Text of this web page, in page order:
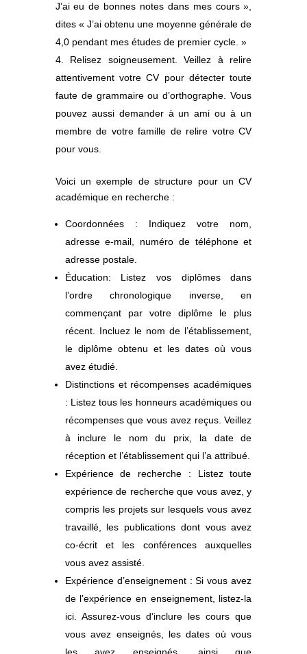
J’ai eu de bonnes notes dans mes cours »,
dites « J’ai obtenu une moyenne générale de
4,0 pendant mes études de premier cycle. »
Relisez soigneusement. Veillez à relire
attentivement votre CV pour détecter toute
faute de grammaire ou d’orthographe. Vous
pouvez aussi demander à un ami ou à un
membre de votre famille de relire votre CV
pour vous.
Voici un exemple de structure pour un CV
académique en recherche :
Coordonnées : Indiquez votre nom,
adresse e-mail, numéro de téléphone et
adresse postale.
Éducation: Listez vos diplômes dans
l’ordre chronologique inverse, en
commençant par votre diplôme le plus
récent. Incluez le nom de l’établissement,
le diplôme obtenu et les dates où vous
avez étudié.
Distinctions et récompenses académiques
: Listez tous les honneurs académiques ou
récompenses que vous avez reçus. Veillez
à inclure le nom du prix, la date de
réception et l’établissement qui l’a attribué.
Expérience de recherche : Listez toute
expérience de recherche que vous avez, y
compris les projets sur lesquels vous avez
travaillé, les publications dont vous avez
co-écrit et les conférences auxquelles
vous avez assisté.
Expérience d’enseignement : Si vous avez
de l’expérience en enseignement, listez-la
ici. Assurez-vous d’inclure les cours que
vous avez enseignés, les dates où vous